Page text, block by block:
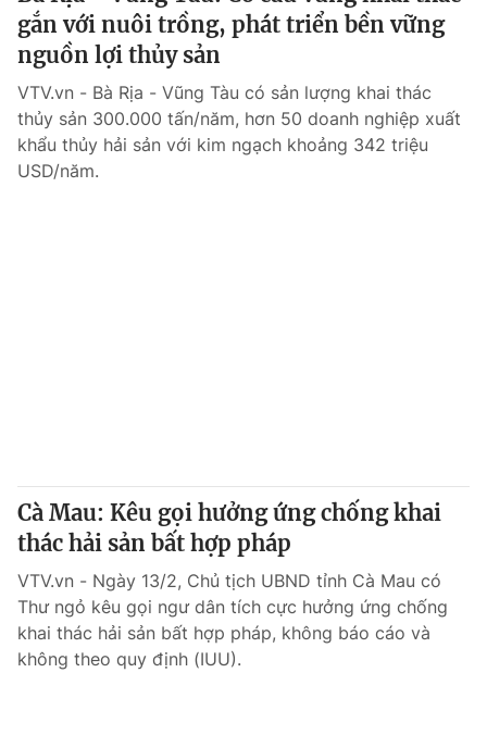
gắn với nuôi trồng, phát triển bền vững
nguồn lợi thủy sản
VTV.vn - Bà Rịa - Vũng Tàu có sản lượng khai thác
thủy sản 300.000 tấn/năm, hơn 50 doanh nghiệp xuất
khẩu thủy hải sản với kim ngạch khoảng 342 triệu
USD/năm.
Cà Mau: Kêu gọi hưởng ứng chống khai
thác hải sản bất hợp pháp
VTV.vn - Ngày 13/2, Chủ tịch UBND tỉnh Cà Mau có
Thư ngỏ kêu gọi ngư dân tích cực hưởng ứng chống
khai thác hải sản bất hợp pháp, không báo cáo và
không theo quy định (IUU).